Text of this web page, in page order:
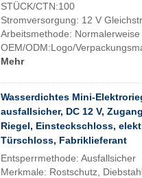
STÜCK/CTN:100
Stromversorgung: 12 V
Arbeitsmethode:
OEM/ODM:Logo/
Mehr
Wasserdichtes Mini-
ausfallsicher, DC 12 V,
Riegel, Einsteckschloss,
Türschloss, Fabriklieferant
Entsperrmethode: Ausfallsicher
Merkmale: Rostschutz,